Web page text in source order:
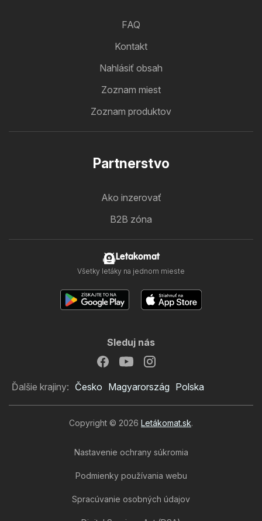
FAQ
Kontakt
Nahlásiť obsah
Zoznam miest
Zoznam produktov
Partnerstvo
Ako inzerovať
B2B zóna
Letakomat
Všetky letáky na jednom mieste
Sleduj nás
Ďalšie krajiny: Česko Magyarország Polska
Copyright © 2026 Letákomat.sk.
Nastavenie ochrany súkromia
Podmienky používania webu
Spracúvanie osobných údajov